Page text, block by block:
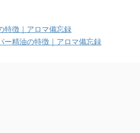
特徴｜アロマ備忘録
ー精油の特徴｜アロマ備忘録